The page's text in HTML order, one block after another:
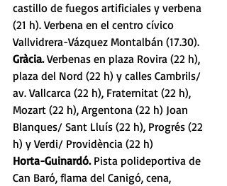
castillo de fuegos artificiales y verbena
(21 h). Verbena en el centro cívico
Vallvidrera-Vázquez Montalbán (17.30).
Gràcia. Verbenas en plaza Rovira (22 h),
plaza del Nord (22 h) y calles Cambrils/
av. Vallcarca (22 h), Fraternitat (22 h),
Mozart (22 h), Argentona (22 h) Joan
Blanques/ Sant Lluís (22 h), Progrés (22
h) y Verdi/ Providència (22 h)
Horta-Guinardó. Pista polideportiva de
Can Baró, flama del Canigó, cena,